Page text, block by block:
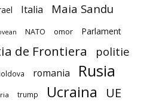
Italia Maia Sandu
NATO omor Parlament
de Frontiera politie
romania Rusia
trump Ucraina UE